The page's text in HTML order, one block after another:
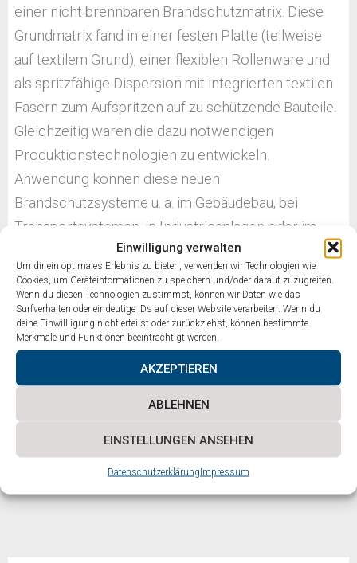
Einwilligung verwalten
Um dir ein optimales Erlebnis zu bieten, verwenden wir Technologien wie
Cookies, um Geräteinformationen zu speichern und/oder darauf zuzugreifen.
Wenn du diesen Technologien zustimmst, können wir Daten wie das
Surfverhalten oder eindeutige IDs auf dieser Website verarbeiten. Wenn du
deine Einwillligung nicht erteilst oder zurückziehst, können bestimmte
Merkmale und Funktionen beeinträchtigt werden.
AKZEPTIEREN
ABLEHNEN
EINSTELLUNGEN ANSEHEN
DatenschutzerklärungImpressum
einer nicht brennbaren Brandschutzmatrix. Diese
Grundmatrix fand in einer festen Platte (teilweise
auf textilem Grund), einer flexiblen Rollenware und
als spritzfähige Dispersion mit integrierten textilen
Fasern zum Aufspritzen auf zu schützende Bauteile.
Gleichzeitig waren die dazu notwendigen
Produktionstechnologien zu entwickeln.
Anwendung können diese neuen
Brandschutzsysteme u. a. im Gebäudebau, bei
Transportsystemen, in Industrieanlagen oder im
Rohrleitungsbau finden. Für viele Anwendungen
sind die entwickelten Muster durch ihre
Kombination eines guten Brandschutzes mit
formflexiblem und robustem Aufbau vorteilhaft.